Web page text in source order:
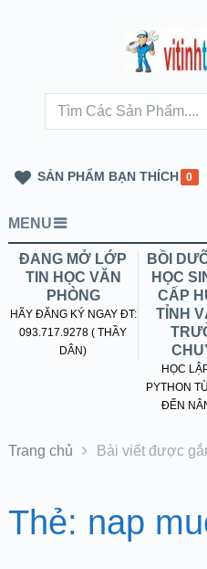
SẢN PHẨM BẠN THÍCH 0
MENU
ĐANG MỞ LỚP
TIN HỌC VĂN
PHÒNG
HÃY ĐĂNG KÝ NGAY ĐT:
093.717.9278 ( THẦY
DÂN)
BỒI
HỌC
CẤP
TỈNH
HỌC
PYTHON
ĐẾN
Trang chủ Bài viết được
Thẻ: nap